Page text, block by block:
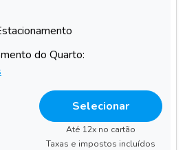
do Quarto:
Selecionar
Até 12x no cartão
Taxas e impostos incluídos